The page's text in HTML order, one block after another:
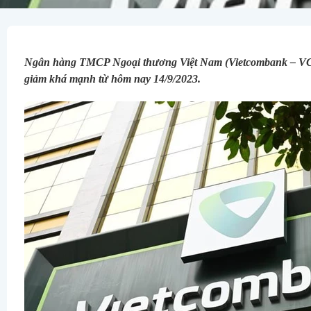
Ngân hàng TMCP Ngoại thương Việt Nam (Vietcombank –